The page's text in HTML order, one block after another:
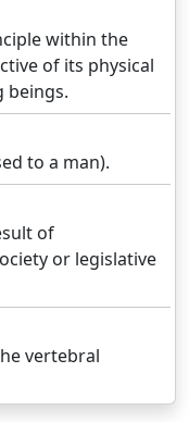
within the
of its physical
beings.
to a man).
of
or legislative
vertebral